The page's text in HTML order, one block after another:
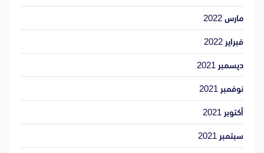
مارس 2022
فبراير 2022
ديسمبر 2021
نوفمبر 2021
أكتوبر 2021
سبتمبر 2021